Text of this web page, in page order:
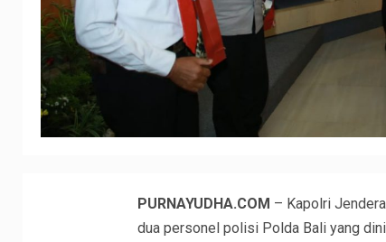
PURNAYUDHA.COM – Kapolri
dua personel polisi Polda Bali yang